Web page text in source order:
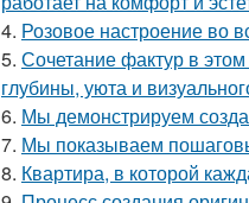
4. Розовое настроение во
5. Сочетание фактур в
глубины, уюта и
6. Мы демонстрируем
7. Мы показываем
8. Квартира, в которой